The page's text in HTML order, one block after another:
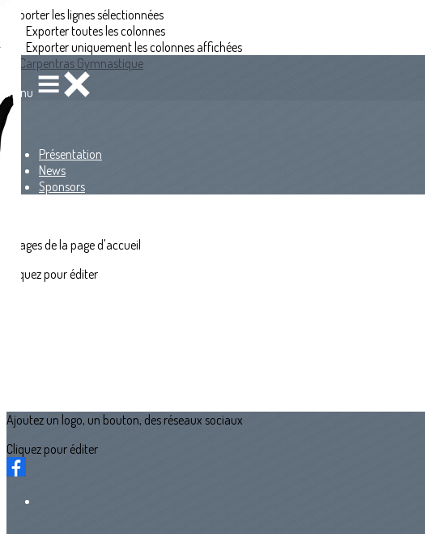
Exporter les lignes sélectionnées
Exporter toutes les colonnes
Exporter uniquement les colonnes affichées
Menu
<
>
Présentation
News
Sponsors
Images de la page d'accueil
Cliquez pour éditer
Ajoutez un logo, un bouton, des réseaux sociaux
Cliquez pour éditer